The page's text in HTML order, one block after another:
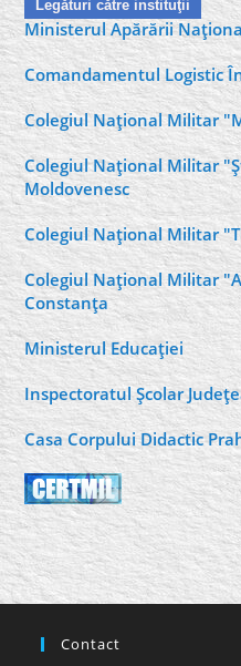
Legături către instituţii
Ministerul Apărării
Comandamentul Logistic
Colegiul Naţional Militar
Colegiul Naţional Militar
Moldovenesc
Colegiul Naţional Militar
Colegiul Naţional Militar
Constanţa
Ministerul Educaţiei
Inspectoratul Şcolar
Casa Corpului Didactic
Contact